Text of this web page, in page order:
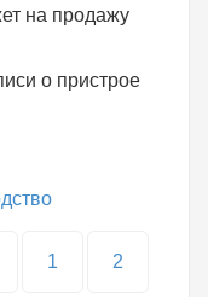
на продажу
о пристрое
1 2